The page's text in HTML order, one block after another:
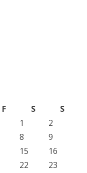
F S
S
1
2
8
9
15
16
22
23